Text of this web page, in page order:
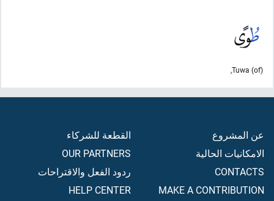
(of) Tuwa,
عن المشروع
الامكانيات الحالية
CONTACTS
MAKE A CONTRIBUTION
القطعة للشركاء
OUR PARTNERS
ردود الفعل والاقتراحات
HELP CENTER